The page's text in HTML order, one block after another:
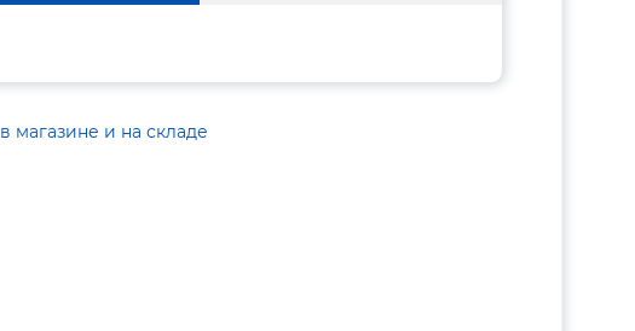
в магазине и на складе